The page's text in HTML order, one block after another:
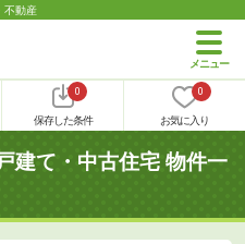
不動産
0
保存した条件
0
お気に入り
建て・中古住宅 物件一